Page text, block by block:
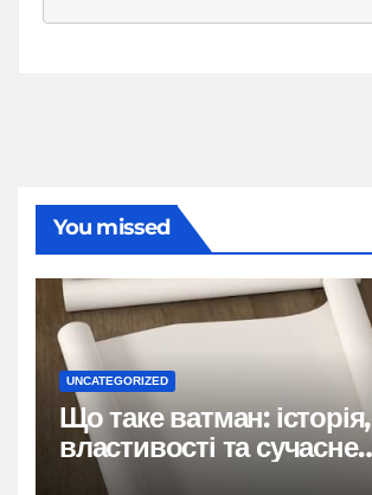
You missed
UNCATEGORIZED
Що таке ватман: історія,
властивості та сучасне
застосування